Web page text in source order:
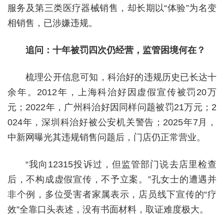
服务及第三类医疗器械销售，却长期以“体验”为名变
相销售，已涉嫌违规。
追问：十年被罚四次仍经营，监管困境何在？
梳理公开信息可知，科治好的违规历史已长达十
余年。2012年，上海科治好因虚假宣传被罚20万
元；2022年，广州科治好因同样问题被罚21万元；2
024年，深圳科治好被公安机关警告；2025年7月，
中新网曝光其违规销售问题后，门店仍正常营业。
“我向12315投诉过，但监管部门说去店里检查
后，不构成虚假宣传，不予立案。”孔女士的遭遇并
非个例，多位受害者家属表示，店员线下宣传的“疗
效”全靠口头表述，没有书面材料，取证难度极大。